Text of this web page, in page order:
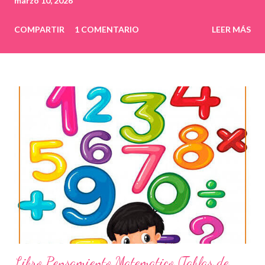
COMPARTIR 1 COMENTARIO LEER MÁS